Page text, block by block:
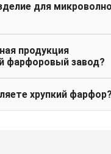
для
продукция
фарфоровый завод?
хрупкий фарфор?